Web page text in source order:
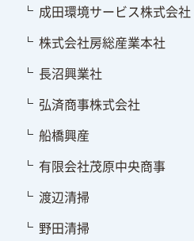
成田環境サービス株式会社
株式会社房総産業本社
長沼興業社
弘済商事株式会社
船橋興産
有限会社茂原中央商事
渡辺清掃
野田清掃